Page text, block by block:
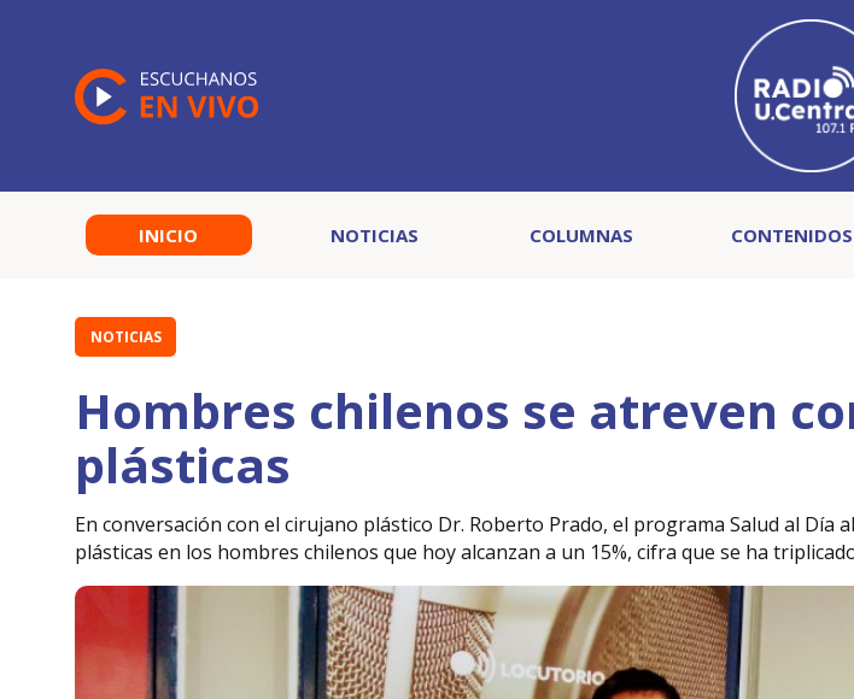
INICIO NOTICIAS COLUMNAS CONTENIDOS
NOTICIAS
Hombres chilenos se atreven
plásticas
En conversación con el cirujano plástico Dr. Roberto Prado, el programa Salud al Día
plásticas en los hombres chilenos que hoy alcanzan a un 15%, cifra que se ha